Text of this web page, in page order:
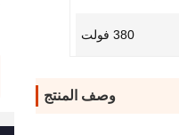
380 فولت
وصف المنتج